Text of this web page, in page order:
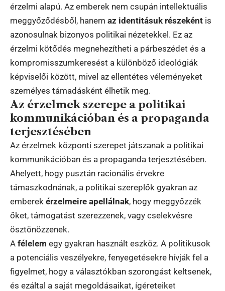
érzelmi alapú. Az emberek nem csupán intellektuális
meggyőződésből, hanem az identitásuk részeként is
azonosulnak bizonyos politikai nézetekkel. Ez az
érzelmi kötődés megnehezítheti a párbeszédet és a
kompromisszumkeresést a különböző ideológiák
képviselői között, mivel az ellentétes véleményeket
személyes támadásként élhetik meg.
Az érzelmek szerepe a politikai
kommunikációban és a propaganda
terjesztésében
Az érzelmek központi szerepet játszanak a politikai
kommunikációban és a propaganda terjesztésében.
Ahelyett, hogy pusztán racionális érvekre
támaszkodnának, a politikai szereplők gyakran az
emberek érzelmeire apellálnak, hogy meggyőzzék
őket, támogatást szerezzenek, vagy cselekvésre
ösztönözzenek.
A félelem egy gyakran használt eszköz. A politikusok
a potenciális veszélyekre, fenyegetésekre hívják fel a
figyelmet, hogy a választókban szorongást keltsenek,
és ezáltal a saját megoldásaikat, ígéreteiket